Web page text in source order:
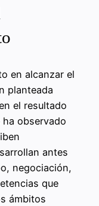
en alcanzar el
planteada
el resultado
observado
antes
negociación,
que
ámbitos